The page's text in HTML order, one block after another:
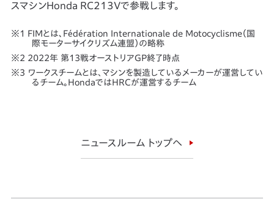
スマシンHonda RC213Vで参戦します。
FIMとは､Fédération Internationale de Motocyclisme（国
際モーターサイクリズム連盟）の略称
2022年 第13戦オーストリアGP終了時点
ワークスチームとは、マシンを製造しているメーカーが運営してい
るチーム。HondaではHRCが運営するチーム
ニュースルーム トップへ